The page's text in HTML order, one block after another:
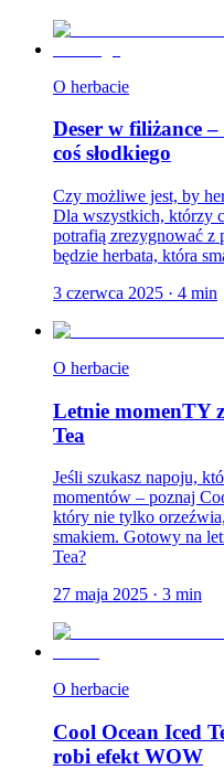
O herbacie
Deser w filiżance
coś słodkiego
Czy możliwe jest, by
Dla wszystkich, którzy
potrafią zrezygnować z
będzie herbata, która
3 czerwca 2025 · 4 min
O herbacie
Letnie momenTY
Tea
Jeśli szukasz napoju,
momentów – poznaj
który nie tylko
smakiem. Gotowy na
Tea?
27 maja 2025 · 3 min
O herbacie
Cool Ocean Iced
robi efekt WOW